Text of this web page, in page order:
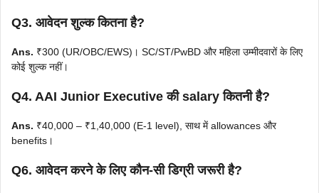
Q3. आवेदन शुल्क कितना है?
Ans. ₹300 (UR/OBC/EWS)। SC/ST/PwBD और महिला उम्मीदवारों के लिए
कोई शुल्क नहीं।
Q4. AAI Junior Executive की salary कितनी है?
Ans. ₹40,000 – ₹1,40,000 (E-1 level), साथ में allowances और
benefits।
Q6. आवेदन करने के लिए कौन-सी डिग्री जरूरी है?